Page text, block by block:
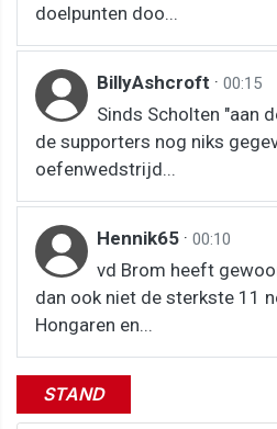
doelpunten doo...
BillyAshcroft · 00:15
Sinds Scholten "aan
de supporters nog niks
oefenwedstrijd...
Hennik65 · 00:10
vd Brom heeft
dan ook niet de sterkste 11
Hongaren en...
STAND